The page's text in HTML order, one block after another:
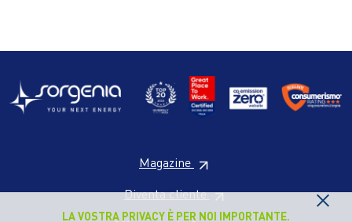
LA VOSTRA PRIVACY È PER NOI IMPORTANTE. ×
Magazine
Diventa cliente